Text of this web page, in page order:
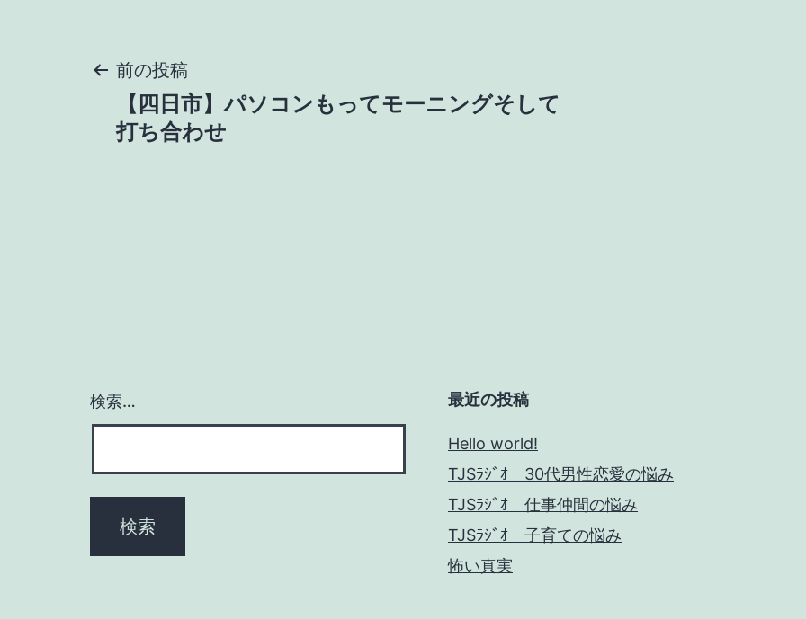
投
稿
シ
ョ
ン
前の投稿
【四日市】パソコンもってモーニングそして
打ち合わせ
検索… 最近の投稿
Hello world!
TJSﾗｼﾞｵ 30代男性恋愛の悩み
TJSﾗｼﾞｵ 仕事仲間の悩み
TJSﾗｼﾞｵ 子育ての悩み
怖い真実